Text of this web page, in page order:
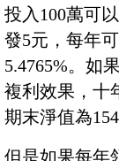
投入100萬可
發5元，每年
5.4765%。如
複利效果，十
期末淨值為
但是如果每年